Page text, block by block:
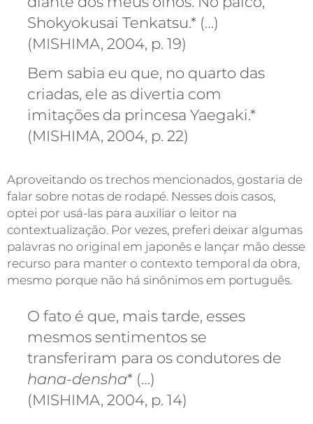
Shokyokusai Tenkatsu.* (…)
(MISHIMA, 2004, p. 19)
Bem sabia eu que, no quarto das
criadas, ele as divertia com
imitações da princesa Yaegaki.*
(MISHIMA, 2004, p. 22)
Aproveitando os trechos mencionados, gostaria de
falar sobre notas de rodapé. Nesses dois casos,
optei por usá-las para auxiliar o leitor na
contextualização. Por vezes, preferi deixar algumas
palavras no original em japonês e lançar mão desse
recurso para manter o contexto temporal da obra,
mesmo porque não há sinônimos em português.
O fato é que, mais tarde, esses
mesmos sentimentos se
transferiram para os condutores de
hana-densha* (…)
(MISHIMA, 2004, p. 14)